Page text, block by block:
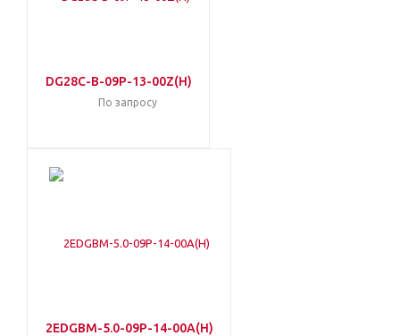
DG28C-B-09P-13-00Z(H)
По запросу
2EDGBM-5.0-09P-14-00A(H)